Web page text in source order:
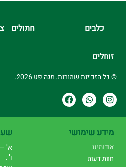
כלבים חתולים
זוחלים
© כל הזכויות שמורות. מגה פט 2026.
מידע שימושי
אודותינו
חוות דעות
א' – ה' :
ו' : 8:00 – 15:00